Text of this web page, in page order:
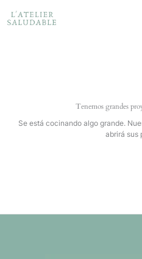
contenido
Tenemos grandes
Se está cocinando algo grande.
abrirá sus